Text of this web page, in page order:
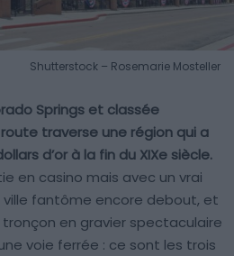
Shutterstock – Rosemarie Mosteller
Springs et classée
traverse une région qui a
d’or à la fin du XIXe siècle.
en casino mais avec un vrai
ville fantôme encore debout, et
en gravier spectaculaire
voie ferrée : ce sont les trois